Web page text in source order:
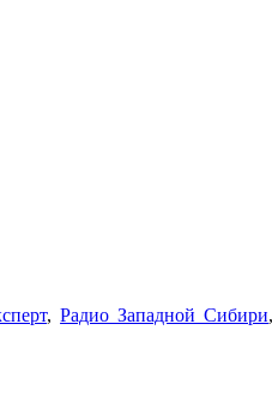
,Радио Западной Сибири